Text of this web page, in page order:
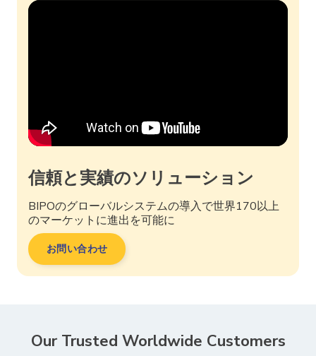
信頼と実績のソリューション
BIPOのグローバルシステムの導入で世界170以上
のマーケットに進出を可能に
お問い合わせ
Our Trusted Worldwide Customers